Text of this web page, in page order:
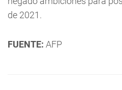
de 2021.
FUENTE: AFP